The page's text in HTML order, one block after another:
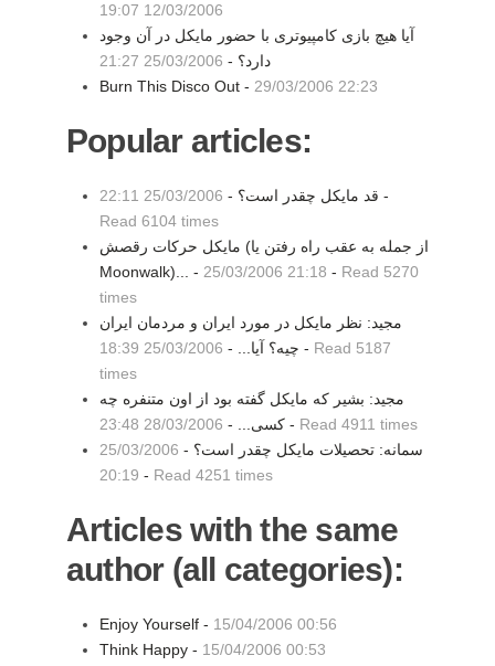
12/03/2006 19:07
آيا هيچ بازی کامپيوتری با حضور مايکل در آن وجود
دارد؟ - 25/03/2006 21:27
Burn This Disco Out - 29/03/2006 22:23
Popular articles:
قد مايكل چقدر است؟ - 25/03/2006 22:11
-
Read 6104 times
مايكل حركات رقصش (از جمله به عقب راه رفتن يا
Moonwalk)... - 25/03/2006 21:18 - Read 5270
times
مجيد: نظر مايكل در مورد ايران و مردمان ايران
چيه؟ آيا... - 25/03/2006 18:39 - Read 5187
times
مجید: بشیر که مایکل گفته بود از اون متنفره چه
کسی... - 28/03/2006 23:48 - Read 4911 times
سمانه: تحصيلات مايكل چقدر است؟ - 25/03/2006
20:19 - Read 4251 times
Articles with the same
author (all categories):
Enjoy Yourself - 15/04/2006 00:56
Think Happy - 15/04/2006 00:53